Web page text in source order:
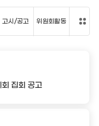
집회 공고
고시/공고 위원회활동